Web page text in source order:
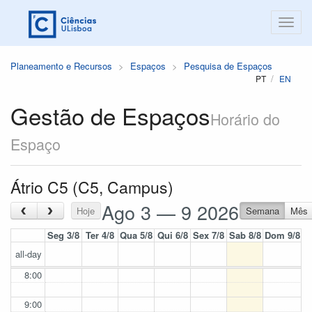
Planeamento e Recursos Espaços Pesquisa de Espaços
PT EN
Gestão de EspaçosHorário do
Espaço
Átrio C5 (C5, Campus)
‹ › Hoje Ago 3 — 9 2026 Semana
Mês
Seg 3/8 Ter 4/8 Qua 5/8 Qui 6/8 Sex 7/8 Sab 8/8 Dom 9/8
all-day
8:00
9:00